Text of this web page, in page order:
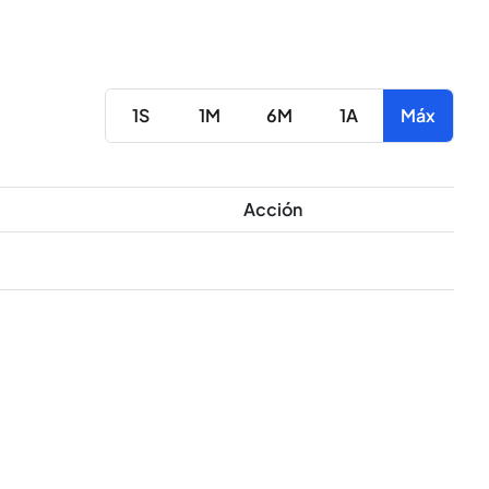
1S 1M 6M 1A Máx
Acción